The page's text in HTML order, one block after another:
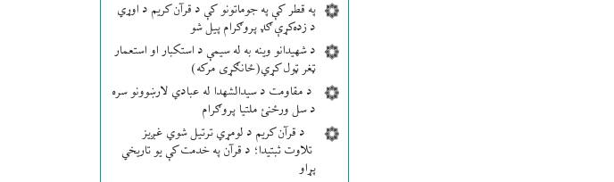
په قطر کې په جوماتونو کې د قرآن کریم د اوړي
د زده‌کړې ګډ پروګرام پیل شو
د شهیدانو وینه به له سیمې د استکبار او استعمار
ټغر ټول کړي(ځانګړی مرکه)
د مقاومت د سیدالشهدا له عبادي لارښوونو سره
د سل ورځنئ ملتیا پروګرام
د قرآن کریم د لومړي ترتیل شوي غږیز
تلاوت ثبتیدا؛ د قرآن په خدمت کې یو تاریخي
پړاو